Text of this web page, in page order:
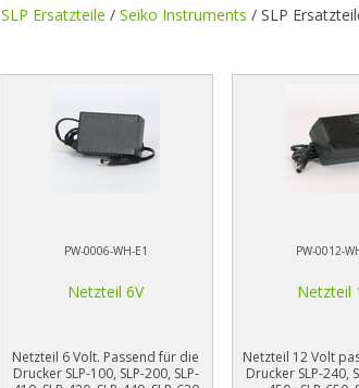
SLP Ersatzteile / Seiko Instruments / SLP
PW-0006-WH-E1
Netzteil 6V
Netzteil 6 Volt. Passend für die
Drucker SLP-100, SLP-200, SLP-
PW-0012-
Netzteil
Netzteil 12 Volt
Drucker SLP-240,